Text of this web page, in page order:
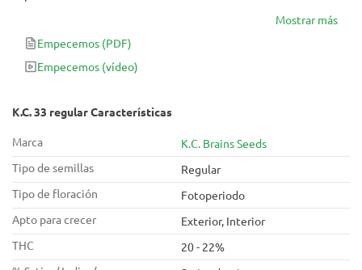
Mostrar más
Empecemos (PDF)
Empecemos (vídeo)
K.C. 33 regular Características
Marca
K.C. Brains Seeds
Tipo de semillas
Regular
Tipo de floración
Fotoperiodo
Apto para crecer
Exterior, Interior
THC
20 - 22%